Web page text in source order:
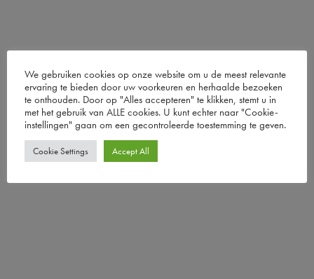
We gebruiken cookies op onze website om u de meest relevante
ervaring te bieden door uw voorkeuren en herhaalde bezoeken
te onthouden. Door op "Alles accepteren" te klikken, stemt u in
met het gebruik van ALLE cookies. U kunt echter naar "Cookie-
instellingen" gaan om een ​​gecontroleerde toestemming te geven.
Cookie Settings Accept All